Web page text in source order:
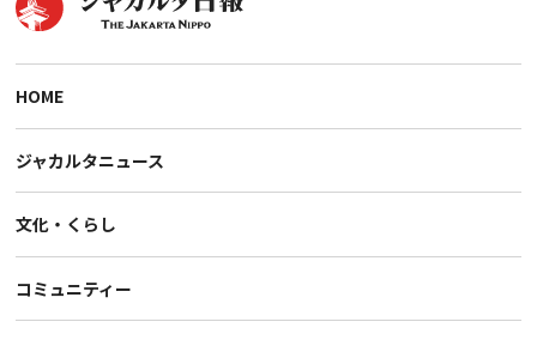
HOME
ジャカルタニュース
文化・くらし
コミュニティー